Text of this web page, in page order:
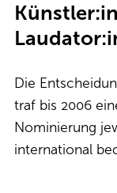
Die
traf bis 2006
Nominierung
international